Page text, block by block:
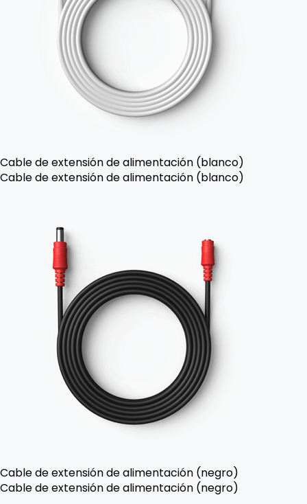
Cable de extensión de alimentación (blanco)
Cable de extensión de alimentación (blanco)
Cable de extensión de alimentación (negro)
Cable de extensión de alimentación (negro)